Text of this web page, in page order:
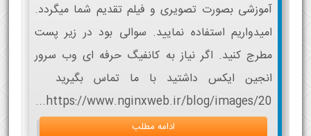
آموزشی بصورت تصویری و فیلم تقدیم شما میگردد.
امیدواریم استفاده نمایید. سوالی بود در زیر پست
مطرج کنید. اگر نیاز به کانفیگ حرفه ای وب سرور
انجین ایکس داشتید با ما تماس بگیرید
https://www.nginxweb.ir/blog/images/20...
ادامه مطلب